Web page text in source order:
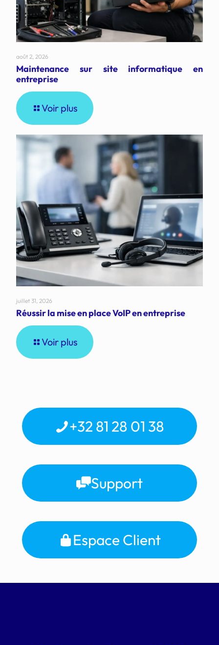
août 2, 2026
Maintenance sur site informatique en
entreprise
Voir plus
juillet 31, 2026
Réussir la mise en place VoIP en entreprise
Voir plus
+32 81 28 01 38
Support
Espace Client